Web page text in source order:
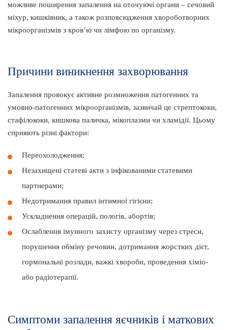
можливе поширення запалення на оточуючі органи – сечовий
міхур, кишківник, а також розповсюдження хвороботворних
мікроорганізмів з кров’ю чи лімфою по організму.
Причини виникнення захворювання
Запалення провокує активне розмноження патогенних та
умовно-патогенних мікроорганізмів, зазвичай це стрептококи,
стафілококи, кишкова паличка, мікоплазми чи хламідії. Цьому
сприяють різні фактори:
Переохолодження;
Незахищені статеві акти з інфікованими статевими
партнерами;
Недотримання правил інтимної гігієни;
Ускладнення операцій, пологів, абортів;
Ослаблення імунного захисту організму через стреси,
порушення обміну речовин, дотримання жорстких дієт,
гормональні розлади, важкі хвороби, проведення хіміо-
або радіотерапії.
Симптоми запалення яєчників і маткових